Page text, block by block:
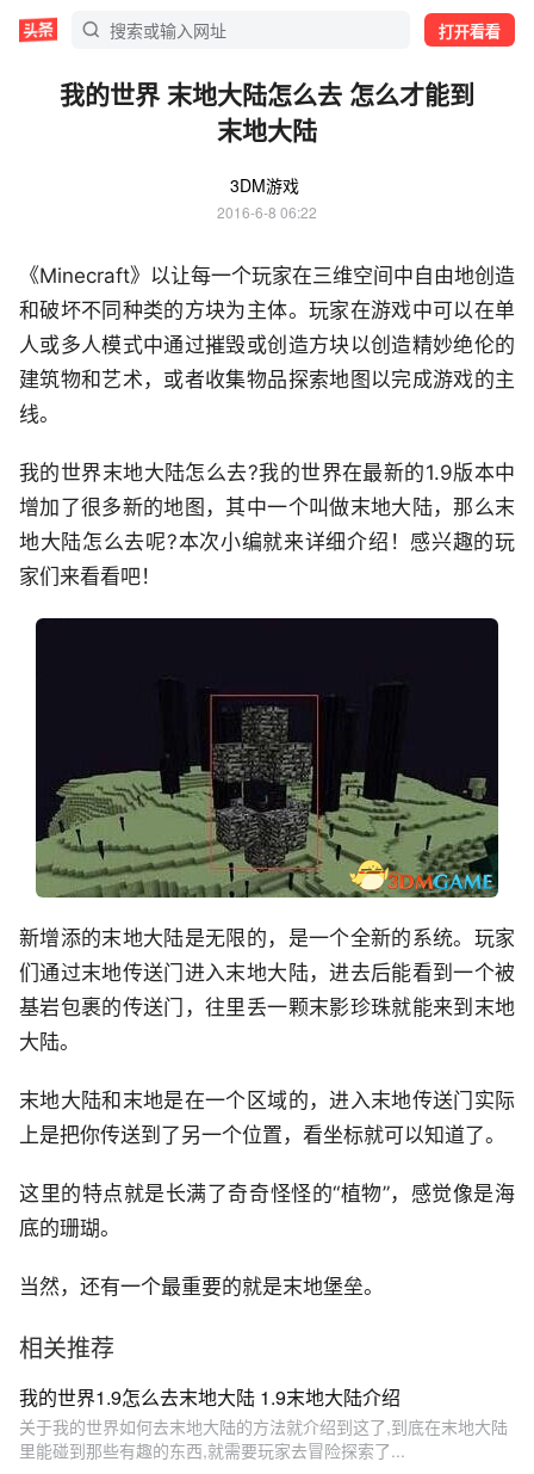
打开看看
我的世界 末地大陆怎么去 怎么才能到
末地大陆
3DM游戏
2016-6-8 06:22
《Minecraft》以让每一个玩家在三维空间中自由地创造
和破坏不同种类的方块为主体。玩家在游戏中可以在单
人或多人模式中通过摧毁或创造方块以创造精妙绝伦的
建筑物和艺术，或者收集物品探索地图以完成游戏的主
线。
我的世界末地大陆怎么去?我的世界在最新的1.9版本中
增加了很多新的地图，其中一个叫做末地大陆，那么末
地大陆怎么去呢?本次小编就来详细介绍！感兴趣的玩
家们来看看吧！
新增添的末地大陆是无限的，是一个全新的系统。玩家
们通过末地传送门进入末地大陆，进去后能看到一个被
基岩包裹的传送门，往里丢一颗末影珍珠就能来到末地
大陆。
末地大陆和末地是在一个区域的，进入末地传送门实际
上是把你传送到了另一个位置，看坐标就可以知道了。
这里的特点就是长满了奇奇怪怪的“植物”，感觉像是海
底的珊瑚。
当然，还有一个最重要的就是末地堡垒。
相关推荐
我的世界1.9怎么去末地大陆 1.9末地大陆介绍
关于我的世界如何去末地大陆的方法就介绍到这了,到底在末地大陆
里能碰到那些有趣的东西,就需要玩家去冒险探索了...